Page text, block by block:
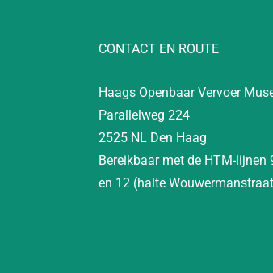
CONTACT EN ROUTE
Haags Openbaar Vervoer
Parallelweg 224
2525 NL Den Haag
Bereikbaar met de HTM-lijnen
en 12 (halte